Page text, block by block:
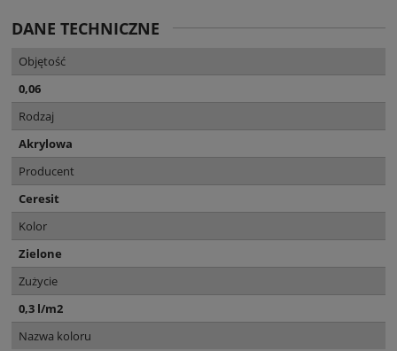
DANE TECHNICZNE
Objętość
0,06
Rodzaj
Akrylowa
Producent
Ceresit
Kolor
Zielone
Zużycie
0,3 l/m2
Nazwa koloru